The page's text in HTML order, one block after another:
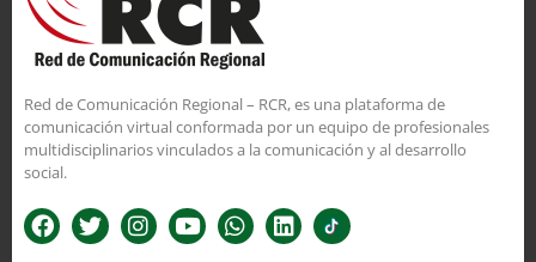
Red de Comunicación Regional – RCR, es una plataforma de
comunicación virtual conformada por un equipo de profesionales
multidisciplinarios vinculados a la comunicación y al desarrollo
social.